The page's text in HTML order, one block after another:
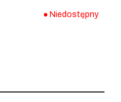
● Niedostępny